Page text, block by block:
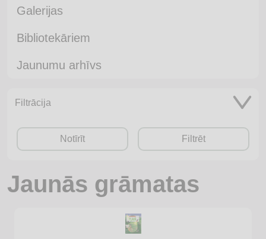
Galerijas
Bibliotekāriem
Jaunumu arhīvs
Filtrācija
Notīrīt Filtrēt
Jaunās grāmatas